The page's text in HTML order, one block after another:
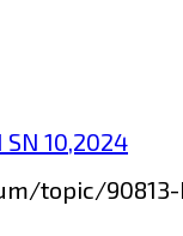
10,2024
topic/